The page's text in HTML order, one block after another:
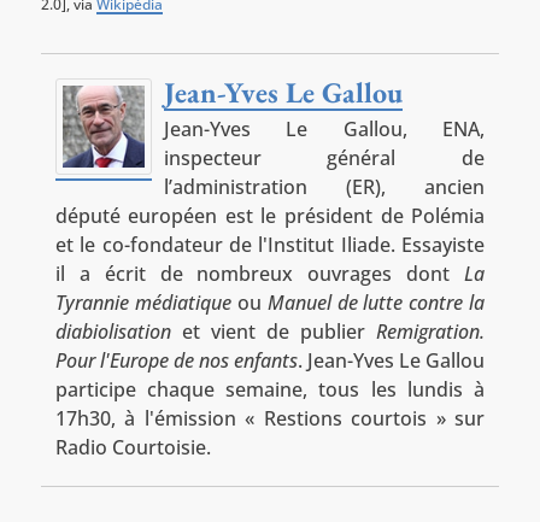
Jean-Yves Le Gallou
Jean-Yves Le Gallou, ENA,
inspecteur général de
l’administration (ER), ancien
député européen est le président de Polémia
et le co-fondateur de l'Institut Iliade. Essayiste
il a écrit de nombreux ouvrages dontLa
Tyrannie médiatiqueou Manuel de lutte contre la
diabiolisationet vient de publierRemigration.
Pour l'Europe de nos enfants. Jean-Yves Le Gallou
participe chaque semaine, tous les lundis à
17h30, à l'émission « Restions courtois » sur
Radio Courtoisie.